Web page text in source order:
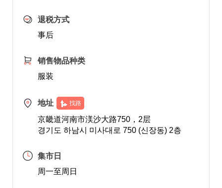
退税方式
事后
销售物品种类
服装
地址 找路
京畿道河南市渼沙大路750，2层
경기도 하남시 미사대로 750 (신장동) 2층
集市日
周一至周日